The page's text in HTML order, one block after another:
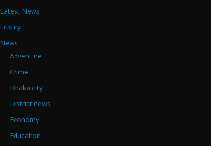
Latest News
Luxury
News
Adventure
Crime
Dhaka city
District news
Economy
Education